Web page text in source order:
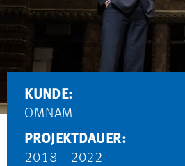
KUNDE:
OMNAM
PROJEKTDAUER:
2018 - 2022